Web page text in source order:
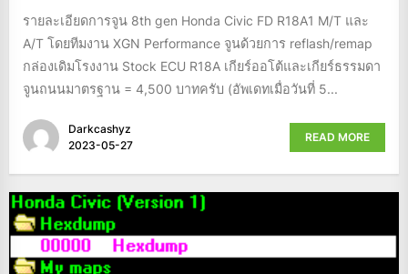
รายละเอียดการจูน 8th gen Honda Civic FD R18A1 M/T และ
A/T โดยทีมงาน XGN Performance จูนด้วยการ reflash/remap
กล่องเดิมโรงงาน Stock ECU R18A เกียร์ออโต้และเกียร์ธรรมดา
จูนถนนมาตรฐาน = 4,500 บาทครับ (อัพเดทเมื่อวันที่ 5...
Darkcashyz
2023-05-27
READ MORE